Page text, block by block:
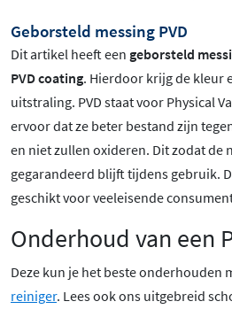
Geborsteld messing PVD
Dit artikel heeft een geborsteld
PVD coating. Hierdoor krijg de kleur
uitstraling. PVD staat voor Physical
ervoor dat ze beter bestand zijn
en niet zullen oxideren. Dit zodat
gegarandeerd blijft tijdens gebruik.
geschikt voor veeleisende
Onderhoud van een
Deze kun je het beste onderhouden
reiniger. Lees ook ons uitgebreid